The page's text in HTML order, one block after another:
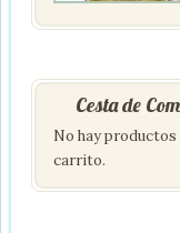
Cesta de
No hay productos
carrito.